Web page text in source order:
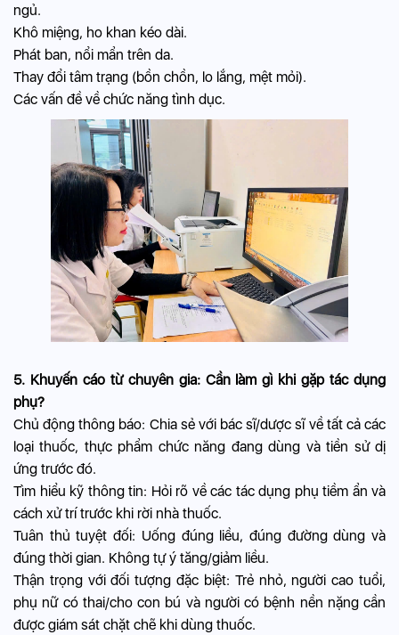
ngủ.
Khô miệng, ho khan kéo dài.
Phát ban, nổi mẩn trên da.
Thay đổi tâm trạng (bồn chồn, lo lắng, mệt mỏi).
Các vấn đề về chức năng tình dục.
5. Khuyến cáo từ chuyên gia: Cần làm gì khi gặp tác dụng
phụ?
Chủ động thông báo: Chia sẻ với bác sĩ/dược sĩ về tất cả các
loại thuốc, thực phẩm chức năng đang dùng và tiền sử dị
ứng trước đó.
Tìm hiểu kỹ thông tin: Hỏi rõ về các tác dụng phụ tiềm ẩn và
cách xử trí trước khi rời nhà thuốc.
Tuân thủ tuyệt đối: Uống đúng liều, đúng đường dùng và
đúng thời gian. Không tự ý tăng/giảm liều.
Thận trọng với đối tượng đặc biệt: Trẻ nhỏ, người cao tuổi,
phụ nữ có thai/cho con bú và người có bệnh nền nặng cần
được giám sát chặt chẽ khi dùng thuốc.